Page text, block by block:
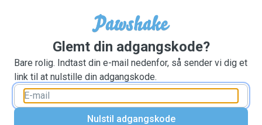
Glemt din adgangskode?
Bare rolig. Indtast din e-mail nedenfor, så sender vi dig et
link til at nulstille din adgangskode.
Nulstil adgangskode